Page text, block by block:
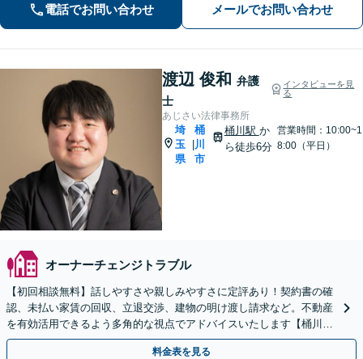
の取り扱い経験があります。【当日・
土日祝日・夜間・応相談対応可能】
電話でお問い合わせ メールでお問い合わせ
渡辺 俊和 弁護
士
インタビューを見
る
あじさい法律事務所
埼
玉
県
桶
川
市
桶川駅 か
ら徒歩6分
営業時間：10:00~1
8:00（平日）
オーナーチェンジトラブル
【初回相談無料】話しやすさや親しみやすさに定評あり！契約書の確
認、未払い家賃の回収、立退交渉、建物の明け渡し請求など。不動産
を有効活用できるよう多角的な視点でアドバイスいたします【桶川駅
6分】【オンライン相談OK】
料金表を見る